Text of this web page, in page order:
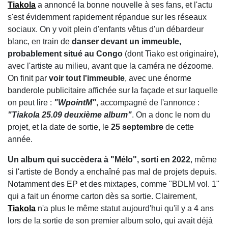
Tiakola a annoncé la bonne nouvelle à ses fans, et l'actu
s'est évidemment rapidement répandue sur les réseaux
sociaux. On y voit plein d'enfants vêtus d'un débardeur
blanc, en train de danser devant un immeuble,
probablement situé au Congo (dont Tiako est originaire),
avec l'artiste au milieu, avant que la caméra ne dézoome.
On finit par voir tout l'immeuble, avec une énorme
banderole publicitaire affichée sur la façade et sur laquelle
on peut lire : "WpointM", accompagné de l'annonce :
"Tiakola 25.09 deuxième album". On a donc le nom du
projet, et la date de sortie, le 25 septembre de cette
année.
Un album qui succèdera à "Mélo", sorti en 2022, même
si l'artiste de Bondy a enchaîné pas mal de projets depuis.
Notamment des EP et des mixtapes, comme "BDLM vol. 1"
qui a fait un énorme carton dès sa sortie. Clairement,
Tiakola n'a plus le même statut aujourd'hui qu'il y a 4 ans
lors de la sortie de son premier album solo, qui avait déjà